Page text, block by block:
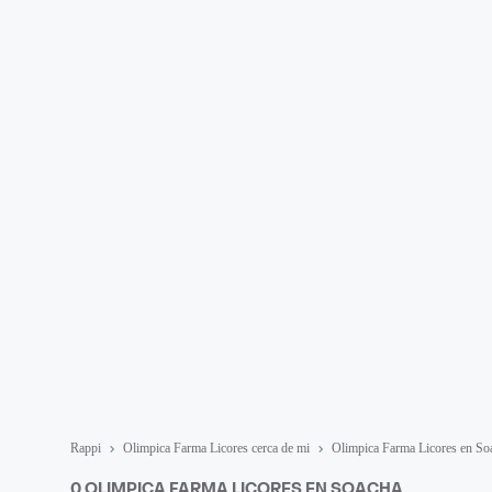
Rappi Olimpica Farma Licores cerca de mi Olimpica Farma Licores en